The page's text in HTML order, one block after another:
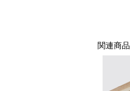
関連商品